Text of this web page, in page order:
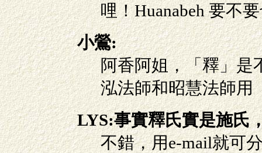
哩！Huanabeh 要不
小鶯:
阿香阿姐，「釋」是
泓法師和昭慧法師用
LYS:事實釋氏實是施氏
不錯，用e-mail就可